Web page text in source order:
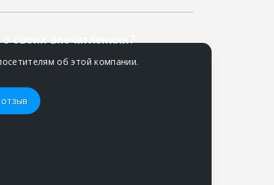
об этой компании.